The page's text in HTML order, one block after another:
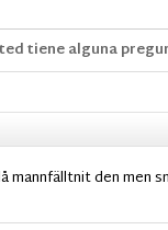
tiene alguna
den men